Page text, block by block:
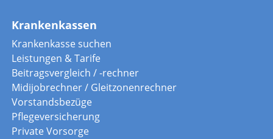
Krankenkassen
Krankenkasse suchen
Leistungen & Tarife
Beitragsvergleich / -rechner
Midijobrechner / Gleitzonenrechner
Vorstandsbezüge
Pflegeversicherung
Private Vorsorge